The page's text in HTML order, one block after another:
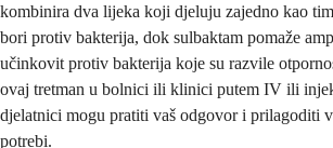
kombinira dva lijeka koji djeluju zajedno kao
bori protiv bakterija, dok sulbaktam pomaže
učinkovit protiv bakterija koje su razvile
ovaj tretman u bolnici ili klinici putem IV ili
djelatnici mogu pratiti vaš odgovor i prilagoditi
potrebi.